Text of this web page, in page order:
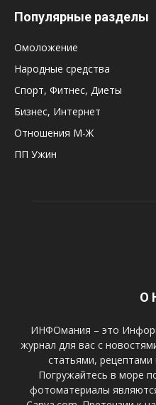
Популярные разделы
Омоложение
Народные средства
Спорт, Фитнес, Диеты
Бизнес, Интернет
Отношения М-Ж
ПП Ужин
О
ИНФОмания – это
журнал для вас с
статьями,
Погружайтесь в море
фотоматериалы